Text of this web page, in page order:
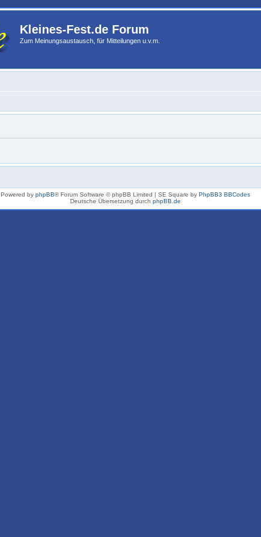
Kleines-Fest.de Forum
Zum Meinungsaustausch, für Mitteilungen u.v.m.
Powered by phpBB® Forum Software © phpBB Limited | SE Square by PhpBB3 BBCodes
Deutsche Übersetzung durch phpBB.de